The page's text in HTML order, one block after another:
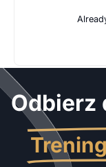
Odbierz